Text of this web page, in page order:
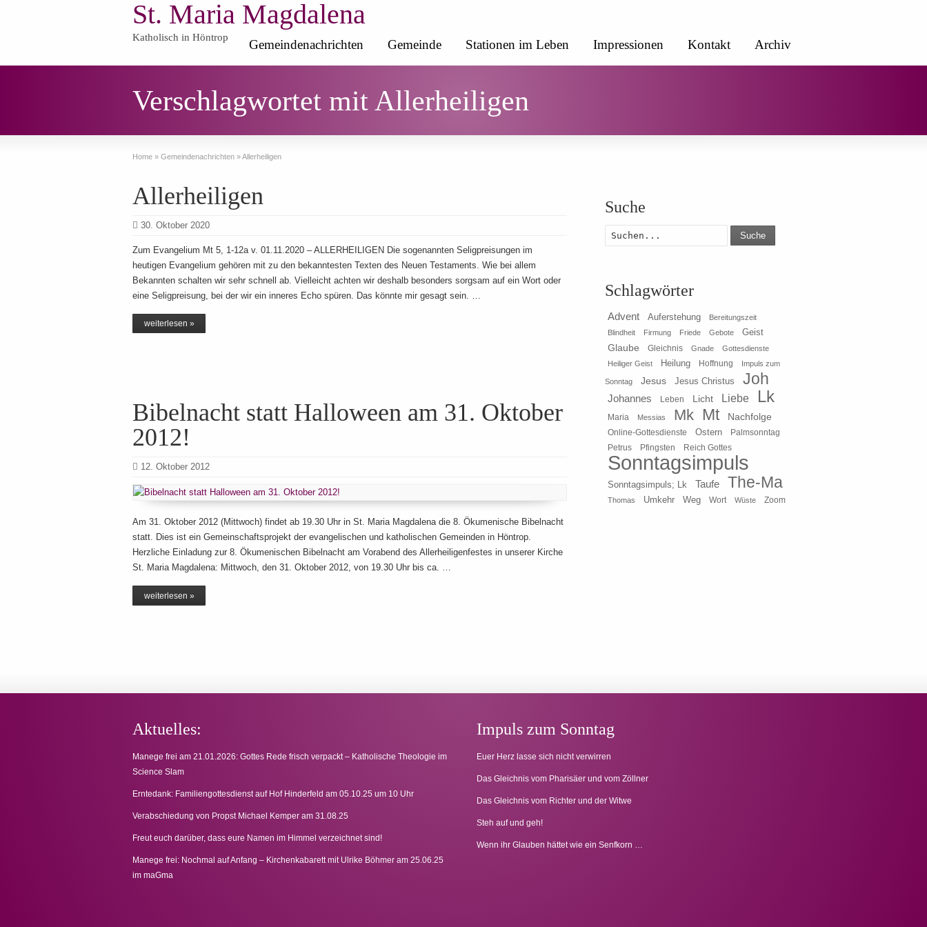
St. Maria Magdalena
Katholisch in Höntrop Gemeindenachrichten Gemeinde Stationen im Leben Impressionen Kontakt Archiv
Verschlagwortet mit Allerheiligen
Home » Gemeindenachrichten »Allerheiligen
Allerheiligen
30. Oktober 2020
Zum Evangelium Mt 5, 1-12a v. 01.11.2020 – ALLERHEILIGEN Die sogenannten Seligpreisungen im
heutigen Evangelium gehören mit zu den bekanntesten Texten des Neuen Testaments. Wie bei allem
Bekannten schalten wir sehr schnell ab. Vielleicht achten wir deshalb besonders sorgsam auf ein Wort oder
eine Seligpreisung, bei der wir ein inneres Echo spüren. Das könnte mir gesagt sein. …
weiterlesen »
Bibelnacht statt Halloween am 31. Oktober
2012!
12. Oktober 2012
Am 31. Oktober 2012 (Mittwoch) findet ab 19.30 Uhr in St. Maria Magdalena die 8. Ökumenische Bibelnacht
statt. Dies ist ein Gemeinschaftsprojekt der evangelischen und katholischen Gemeinden in Höntrop.
Herzliche Einladung zur 8. Ökumenischen Bibelnacht am Vorabend des Allerheiligenfestes in unserer Kirche
St. Maria Magdalena: Mittwoch, den 31. Oktober 2012, von 19.30 Uhr bis ca. …
weiterlesen »
Suche
Suche
Schlagwörter
Advent Auferstehung
Bereitungszeit
Blindheit
Firmung Friede Gebote Geist
Glaube Gleichnis Gnade
Gottesdienste
Heiliger Geist
Heilung Hoffnung Impuls zum
Sonntag Jesus Jesus Christus Joh
Johannes Leben Licht Liebe Lk
Maria Messias Mk Mt Nachfolge
Online-Gottesdienste Ostern
Palmsonntag
Petrus
Pfingsten Reich Gottes
Sonntagsimpuls
Sonntagsimpuls; Lk Taufe The-Ma
Thomas Umkehr Weg Wort Wüste Zoom
Aktuelles:
Manege frei am 21.01.2026: Gottes Rede frisch verpackt – Katholische Theologie im
Science Slam
Erntedank: Familiengottesdienst auf Hof Hinderfeld am 05.10.25 um 10 Uhr
Verabschiedung von Propst Michael Kemper am 31.08.25
Freut euch darüber, dass eure Namen im Himmel verzeichnet sind!
Manege frei: Nochmal auf Anfang – Kirchenkabarett mit Ulrike Böhmer am 25.06.25
im maGma
Impuls zum Sonntag
Euer Herz lasse sich nicht verwirren
Das Gleichnis vom Pharisäer und vom Zöllner
Das Gleichnis vom Richter und der Witwe
Steh auf und geh!
Wenn ihr Glauben hättet wie ein Senfkorn …